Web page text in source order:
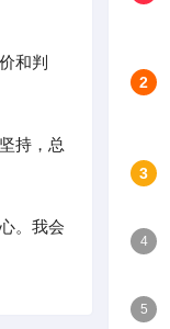
和判
持，总
。我会
2
3
4
5